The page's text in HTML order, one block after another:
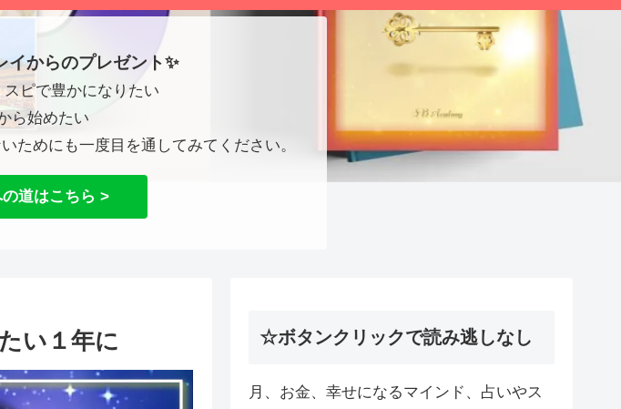
イからのプレゼント✨
ピで豊かになりたい
ら始めたい
ためにも一度目を通してみてください。
道はこちら >
い１年に ☆ボタンクリックで読み逃しなし
月、お金、幸せになるマインド、占いやス